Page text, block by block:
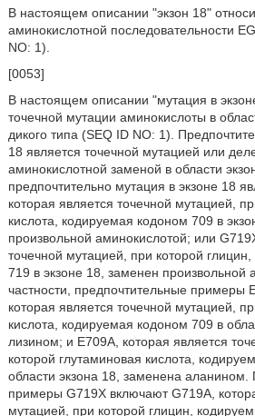
В настоящем описании "экзон 18"
аминокислотной последовательности
NO: 1).
[0053]
В настоящем описании "мутация в
точечной мутации аминокислоты в
дикого типа (SEQ ID NO: 1).
18 является точечной мутацией или
аминокислотной заменой в области
предпочтительно мутация в экзоне 18
которая является точечной мутацией,
кислота, кодируемая кодоном 709 в
произвольной аминокислотой; или
точечной мутацией, при которой
719 в экзоне 18, заменен произвольной
частности, предпочтительные примеры
которая является точечной мутацией,
кислота, кодируемая кодоном 709 в
лизином; и E709A, которая является
которой глутаминовая кислота,
области экзона 18, заменена аланином.
примеры G719X включают G719A,
мутацией, при которой глицин,